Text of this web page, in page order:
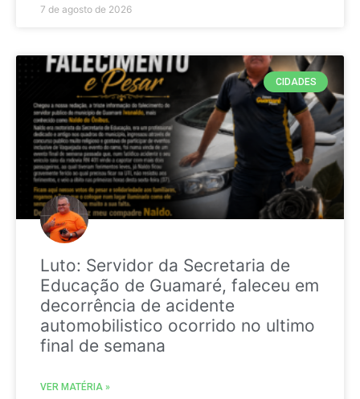
7 de agosto de 2026
CIDADES
Luto: Servidor da Secretaria de
Educação de Guamaré, faleceu em
decorrência de acidente
automobilistico ocorrido no ultimo
final de semana
VER MATÉRIA »